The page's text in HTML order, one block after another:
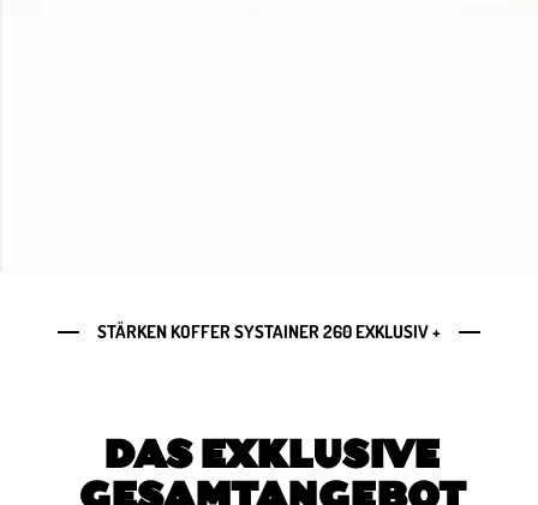
STÄRKEN KOFFER SYSTAINER 260 EXKLUSIV +
DAS EXKLUSIVE